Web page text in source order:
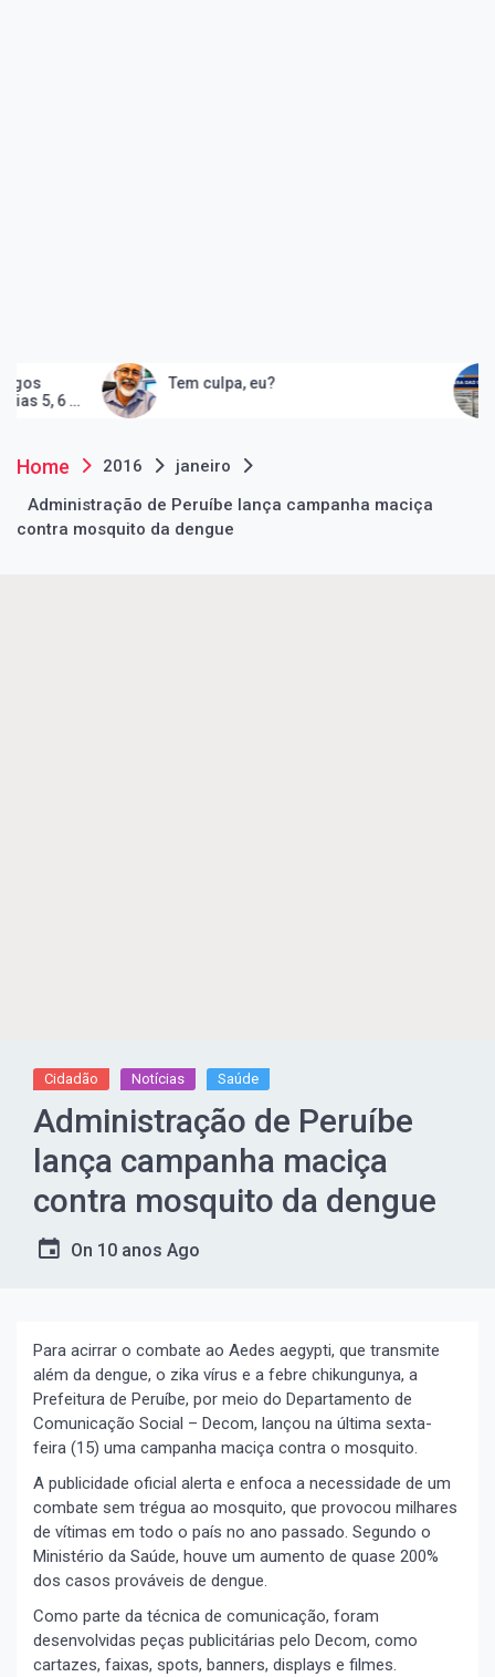
Tem culpa, eu?
e
artes
Home 2016
janeiro
Administração de Peruíbe lança campanha maciça
contra mosquito da dengue
Cidadão Notícias Saúde
Administração de Peruíbe
lança campanha maciça
contra mosquito da dengue
On 10 anos Ago
Para acirrar o combate ao Aedes aegypti, que transmite
além da dengue, o zika vírus e a febre chikungunya, a
Prefeitura de Peruíbe, por meio do Departamento de
Comunicação Social – Decom, lançou na última sexta-
feira (15) uma campanha maciça contra o mosquito.
A publicidade oficial alerta e enfoca a necessidade de um
combate sem trégua ao mosquito, que provocou milhares
de vítimas em todo o país no ano passado. Segundo o
Ministério da Saúde, houve um aumento de quase 200%
dos casos prováveis de dengue.
Como parte da técnica de comunicação, foram
desenvolvidas peças publicitárias pelo Decom, como
cartazes, faixas, spots, banners, displays e filmes.